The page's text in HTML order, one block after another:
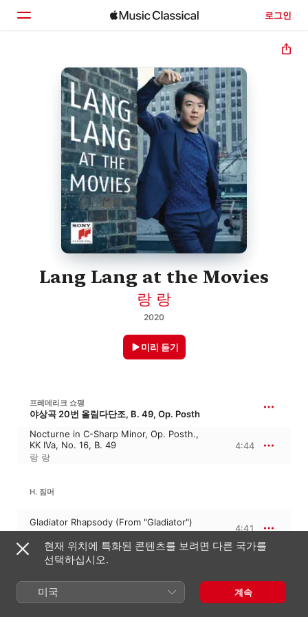
로그인
둘러보기
검색
Lang Lang at the Movies
랑 랑
2020
미리 듣기
프레데리크 쇼팽
야상곡 20번 올림다단조, B. 49, Op. Posth
Nocturne in C-Sharp Minor, Op. Posth.,
KK IVa, No. 16, B. 49
랑 랑
4:44
H. 짐머
Gladiator Rhapsody (From "Gladiator")
랑 랑
4:41
PAUL MCCARTNEY
죽느냐 사느냐
Live and Let Die (feat. Lang Lang)
현재 위치에 특화된 콘텐츠를 보려면 다른 국가를
선택하십시오.
미국 계속